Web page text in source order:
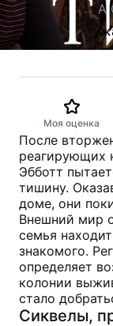
A
Моя оценка
После
реагирующих
Эбботт
тишину.
доме, они
Внешний мир
семья
знакомого.
определяет
колонии
стало
Сиквелы,